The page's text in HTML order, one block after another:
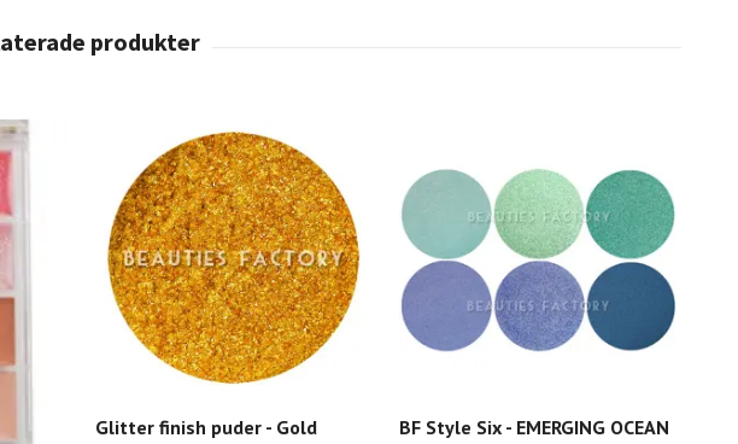
Glitter finish puder - Gold
BF Style Six - EMERGING OCEAN